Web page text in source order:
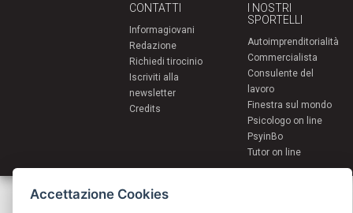
CONTATTI
Informagiovani
Redazione
Richiedi tirocinio
Iscriviti alla
newsletter
Credits
I NOSTRI
SPORTELLI
Autoimprenditorialità
Commercialista
Consulente del
lavoro
Finestra sul mondo
Psicologo on line
PsyinBo
Tutor on line
Servizi per i giovani - Scambi e soggiorni all'estero
Comune di Bologna | Piazza Maggiore 6 - 40124 Bologna
Accettazione Cookies